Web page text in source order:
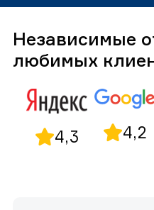
Независимые
любимых
4,3 4,2